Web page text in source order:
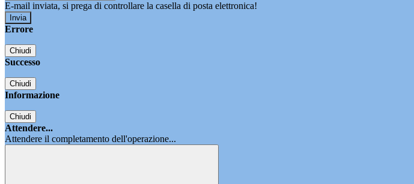
E-mail inviata, si prega di controllare la casella di posta elettronica!
Errore
Chiudi
Successo
Chiudi
Informazione
Chiudi
Attendere...
Attendere il completamento dell'operazione...